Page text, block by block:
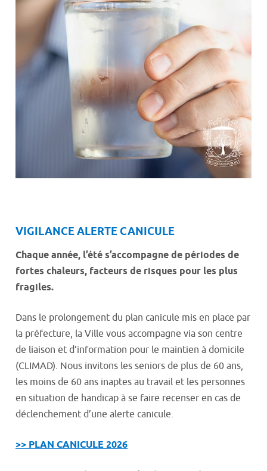
VIGILANCE ALERTE CANICULE
Chaque année, l’été s’accompagne de périodes de
fortes chaleurs, facteurs de risques pour les plus
fragiles.
Dans le prolongement du plan canicule mis en place par
la préfecture, la Ville vous accompagne via son centre
de liaison et d’information pour le maintien à domicile
(CLIMAD). Nous invitons les seniors de plus de 60 ans,
les moins de 60 ans inaptes au travail et les personnes
en situation de handicap à se faire recenser en cas de
déclenchement d’une alerte canicule.
>> PLAN CANICULE 2026